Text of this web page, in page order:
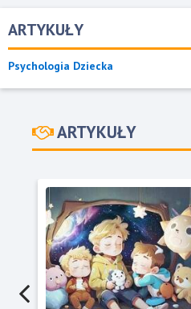
ARTYKUŁY
Psychologia Dziecka
ARTYKUŁY